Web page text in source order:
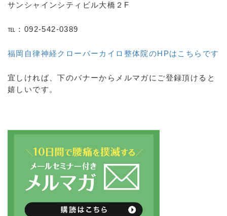
サンシャインシティビル大橋２F
℡：092-542-0389
福岡自律神経クローバーカイロ整体院のHPはこちらです
宜しければ、下のバナーからメルマガにご登録頂けると
嬉しいです。